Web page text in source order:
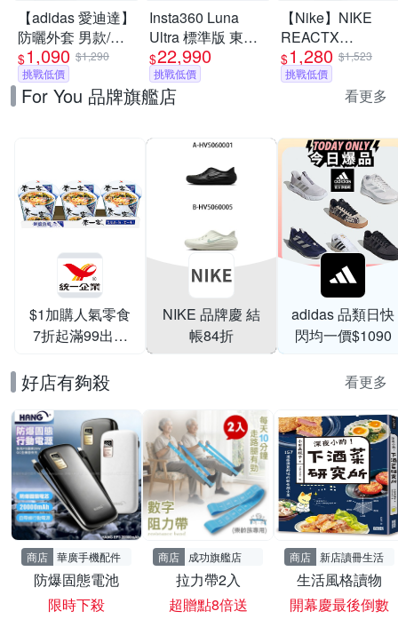
【adidas 愛迪達】
防曬外套 男款/女
款 (多款任選)
$1,090 $1,290
挑戰低價
Insta360 Luna
Ultra 標準版 東城
代理商公司貨
$22,990
挑戰低價
【Nike】NIKE
REACTX
REJUVEN8 運動
涼鞋 懶人鞋 洞洞
HV5060005
$1,280 $1,523
挑戰低價
For You 品牌旗艦店 看更多
$1加購人氣零食
7折起滿99出貨
NIKE 品牌慶 結
帳84折
adidas 品類日快
閃均一價$1090
好店有夠殺 看更多
商店 華廣手機配件
防爆固態電池
限時下殺
商店 成功旗艦店
拉力帶2入
超贈點8倍送
商店 新店讀冊生活
生活風格讀物
開幕慶最後倒數